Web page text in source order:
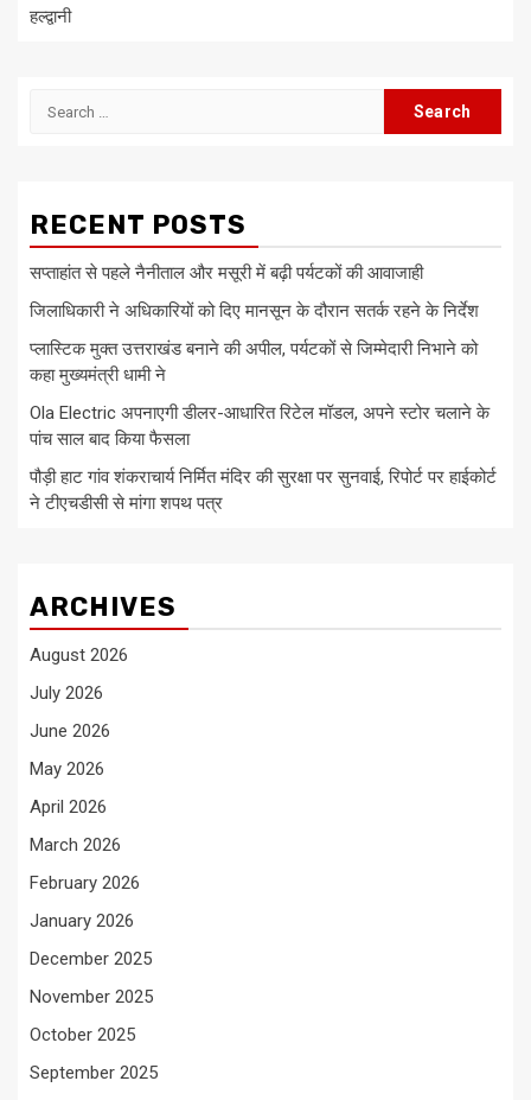
हल्द्वानी
Search
RECENT POSTS
सप्ताहांत से पहले नैनीताल और मसूरी में बढ़ी पर्यटकों की आवाजाही
जिलाधिकारी ने अधिकारियों को दिए मानसून के दौरान सतर्क रहने के निर्देश
प्लास्टिक मुक्त उत्तराखंड बनाने की अपील, पर्यटकों से जिम्मेदारी निभाने को
कहा मुख्यमंत्री धामी ने
Ola Electric अपनाएगी डीलर-आधारित रिटेल मॉडल, अपने स्टोर चलाने के
पांच साल बाद किया फैसला
पौड़ी हाट गांव शंकराचार्य निर्मित मंदिर की सुरक्षा पर सुनवाई, रिपोर्ट पर हाईकोर्ट
ने टीएचडीसी से मांगा शपथ पत्र
ARCHIVES
August 2026
July 2026
June 2026
May 2026
April 2026
March 2026
February 2026
January 2026
December 2025
November 2025
October 2025
September 2025